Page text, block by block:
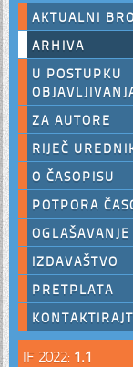
AKTUALNI
ARHIVA
U POSTUPKU
ZA AUTORE
RIJEČ
O ČASOPISU
POTPORA
OGLAŠAVANJE
IZDAVAŠTVO
PRETPLATA
IF 2022: 1.1